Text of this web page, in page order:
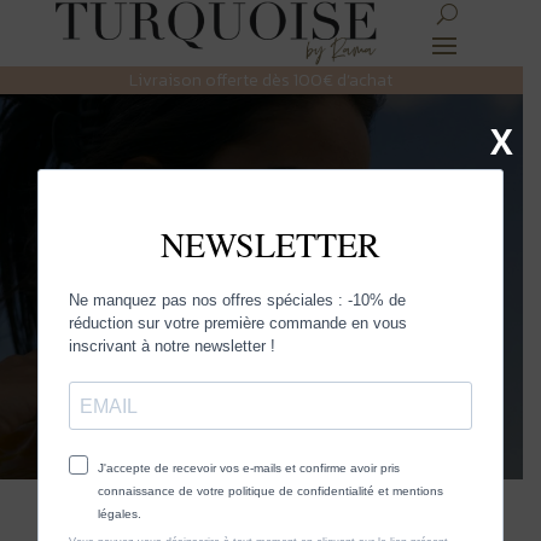
Livraison offerte dès 100€ d’achat
Monsens
Découvrez la sélection Turquoise et
faites rayonner la femme qui est en
X